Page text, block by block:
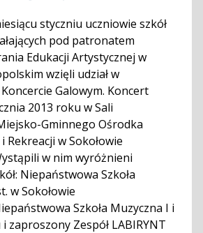
styczniu uczniowie szkół
pod patronatem
Edukacji Artystycznej w
wzięli udział w
Galowym. Koncert
2013 roku w Sali
Gminnego Ośrodka
w Sokołowie
w nim wyróżnieni
Niepaństwowa Szkoła
w Sokołowie
Szkoła Muzyczna I i
zaproszony Zespół LABIRYNT